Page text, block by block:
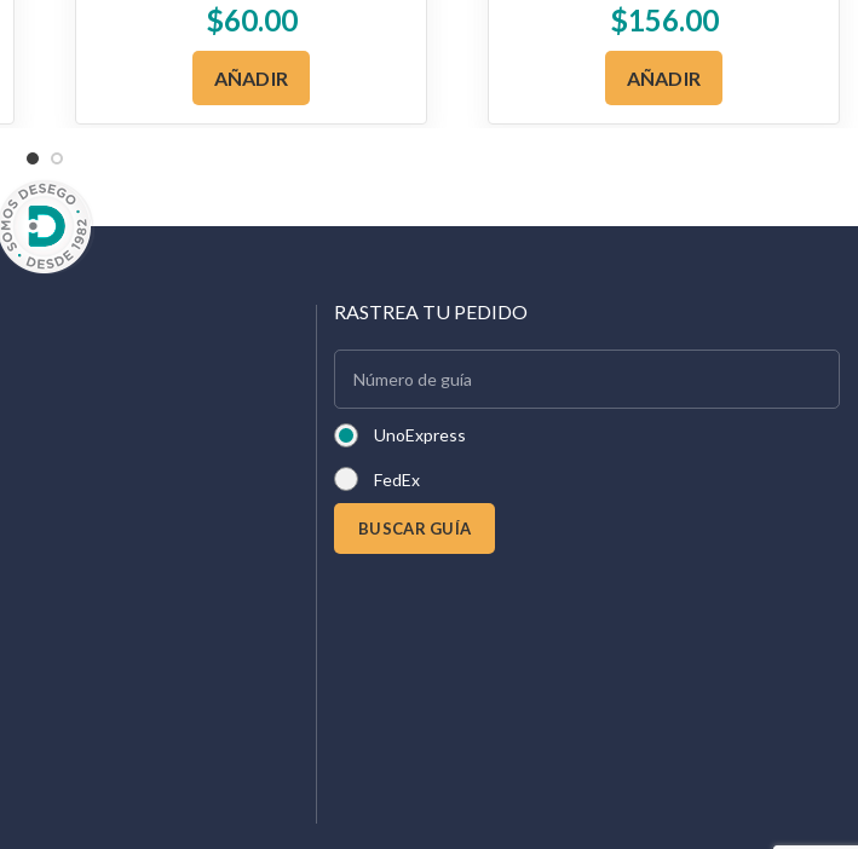
$60.00
AÑADIR
$156.00
AÑADIR
RASTREA TU PEDIDO
UnoExpress
FedEx
BUSCAR GUÍA